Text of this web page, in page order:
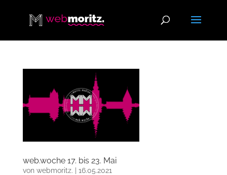
web.woche 17. bis 23. Mai
von webmoritz. 16.05.2021